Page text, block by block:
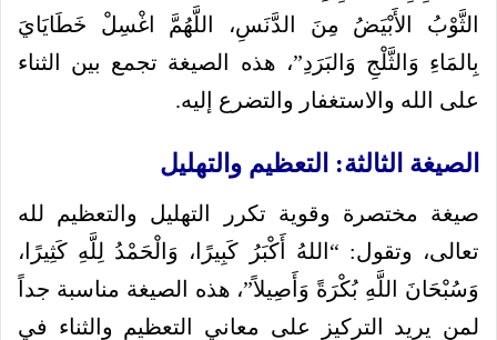
الثَّوْبُ الأَبْيَضُ مِنَ الدَّنَسِ، اللَّهُمَّ اغْسِلْ خَطَايَايَ
بِالمَاءِ وَالثَّلْجِ وَالبَرَدِ”، هذه الصيغة تجمع بين الثناء
على الله والاستغفار والتضرع إليه.
الصيغة الثالثة: التعظيم والتهليل
صيغة مختصرة وقوية تكرر التهليل والتعظيم لله
تعالى، وتقول: “اللهُ أَكْبَرُ كَبِيرًا، وَالْحَمْدُ لِلَّهِ كَثِيرًا،
وَسُبْحَانَ اللَّهِ بُكْرَةً وَأَصِيلاً”، هذه الصيغة مناسبة جداً
لمن يريد التركيز على معاني التعظيم والثناء في